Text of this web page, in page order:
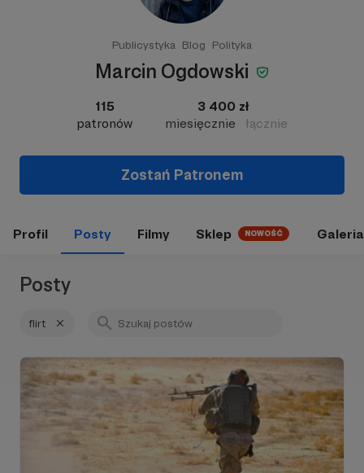
Publicystyka Blog Polityka
Marcin Ogdowski
115
patronów
3 400 zł
miesięcznie
łącznie
Zostań Patronem
Profil Posty Filmy Sklep NOWOŚĆ Galeria
Posty
flirt